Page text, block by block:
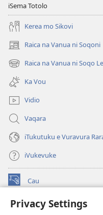
Privacy Settings
iSema Totolo
Kerea mo Sikovi
Raica na Vanua ni Soqoni
(opens
new
window)
Raica na Vanua ni Soqo
(opens
new
window)
Ka Vou
Vidio
Vaqara
iTukutuku e Vuravura
iVukevuke
Cau
(opens
window)Watchtower LAIBRI ENA